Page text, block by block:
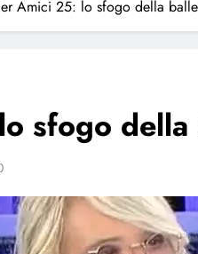
Amici 25: lo sfogo della
sfogo